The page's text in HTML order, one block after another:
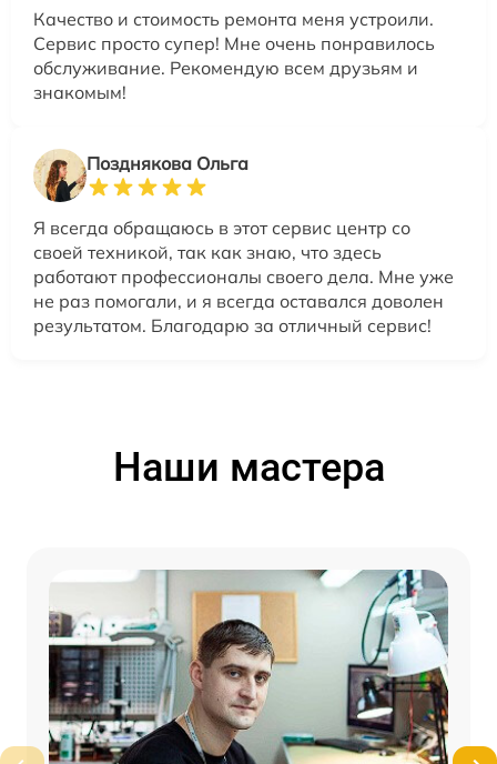
Качество и стоимость ремонта меня устроили.
Сервис просто супер! Мне очень понравилось
обслуживание. Рекомендую всем друзьям и
знакомым!
Позднякова Ольга
Я всегда обращаюсь в этот сервис центр со
своей техникой, так как знаю, что здесь
работают профессионалы своего дела. Мне уже
не раз помогали, и я всегда оставался доволен
результатом. Благодарю за отличный сервис!
Наши мастера